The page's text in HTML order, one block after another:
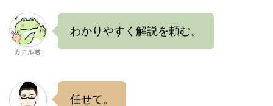
カエル君
わかりやすく解説を頼む。
任せて。